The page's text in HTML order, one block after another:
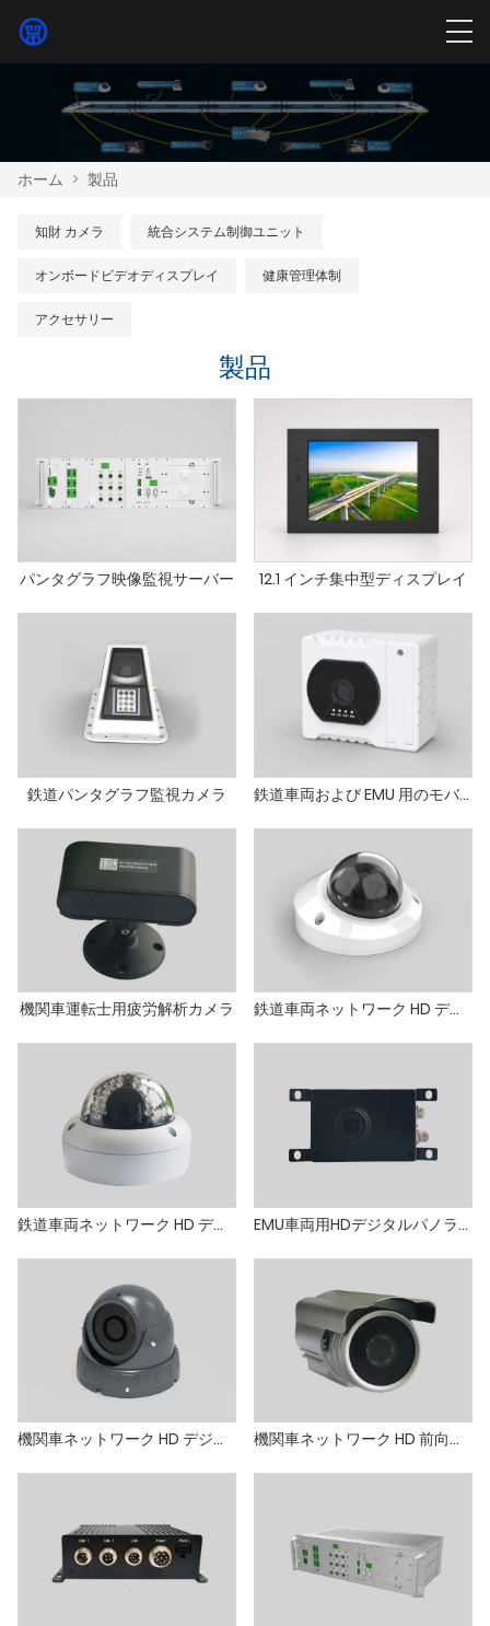
ホーム > 製品
知財 カメラ 統合システム制御ユニット
オンボードビデオディスプレイ 健康管理体制
アクセサリー
製品
パンタグラフ映像監視サーバー 12.1 インチ集中型ディスプレイ
鉄道パンタグラフ監視カメラ 鉄道車両および EMU 用のモバイル ビデオ監視ユニット (車両の終点)
機関車運転士用疲労解析カメラ 鉄道車両ネットワーク HD デジタル広角カメラ
鉄道車両ネットワーク HD デジタル望遠カメラ EMU車両用HDデジタルパノラマカメラ
機関車ネットワーク HD デジタル ドーム カメラ 機関車ネットワーク HD 前向きカメラ